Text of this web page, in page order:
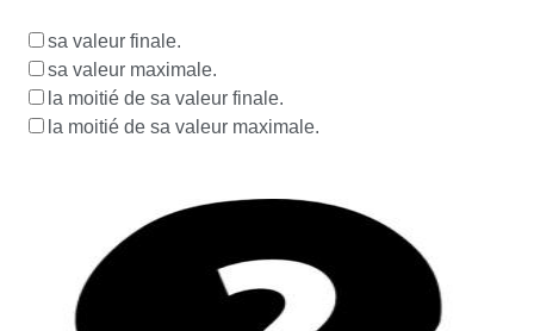
sa valeur finale.
sa valeur maximale.
la moitié de sa valeur finale.
la moitié de sa valeur maximale.